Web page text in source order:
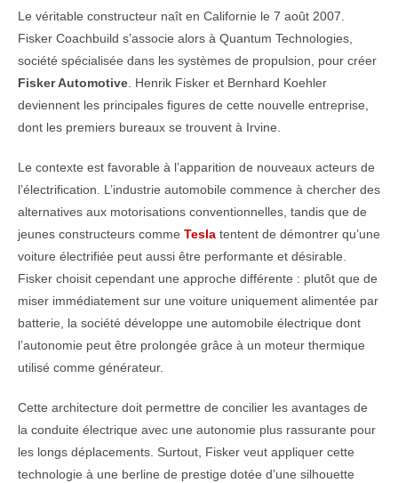
Le véritable constructeur naît en Californie le 7 août 2007.
Fisker Coachbuild s’associe alors à Quantum Technologies,
société spécialisée dans les systèmes de propulsion, pour créer
Fisker Automotive. Henrik Fisker et Bernhard Koehler
deviennent les principales figures de cette nouvelle entreprise,
dont les premiers bureaux se trouvent à Irvine.
Le contexte est favorable à l’apparition de nouveaux acteurs de
l’électrification. L’industrie automobile commence à chercher des
alternatives aux motorisations conventionnelles, tandis que de
jeunes constructeurs comme Tesla tentent de démontrer qu’une
voiture électrifiée peut aussi être performante et désirable.
Fisker choisit cependant une approche différente : plutôt que de
miser immédiatement sur une voiture uniquement alimentée par
batterie, la société développe une automobile électrique dont
l’autonomie peut être prolongée grâce à un moteur thermique
utilisé comme générateur.
Cette architecture doit permettre de concilier les avantages de
la conduite électrique avec une autonomie plus rassurante pour
les longs déplacements. Surtout, Fisker veut appliquer cette
technologie à une berline de prestige dotée d’une silhouette